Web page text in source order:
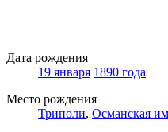
Дата рождения
19 января 1890 года
Место рождения
Триполи, Османская